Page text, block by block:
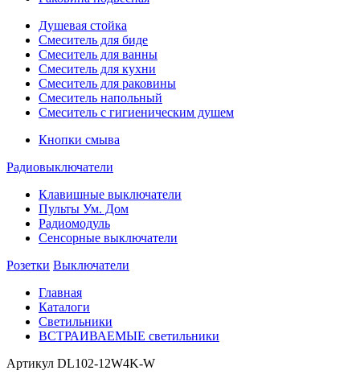
Душевая стойка
Смеситель для биде
Смеситель для ванны
Смеситель для кухни
Смеситель для раковины
Смеситель напольный
Смеситель с гигиеническим душем
Кнопки смыва
Радиовыключатели
Клавишные выключатели
Пульты Ум. Дом
Радиомодуль
Сенсорные выключатели
Розетки Выключатели
Главная
Каталоги
Светильники
ВСТРАИВАЕМЫЕ светильники
Артикул DL102-12W4K-W